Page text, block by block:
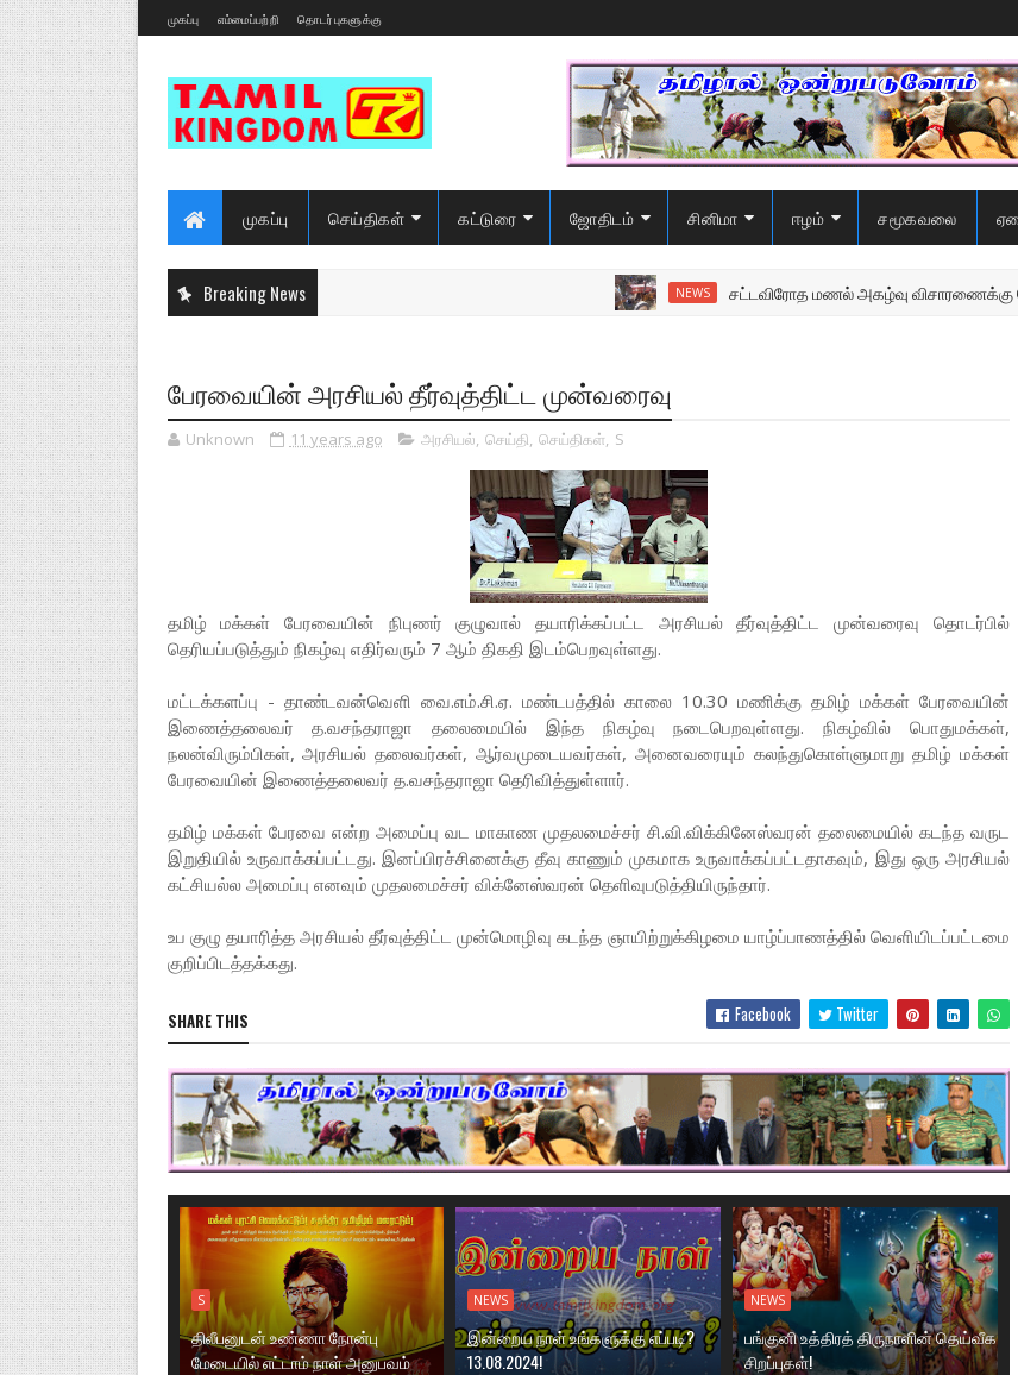
முகப்பு எம்மைப்பற்றி தொடர்புகளுக்கு
முகப்பு செய்திகள் கட்டுரை ஜோதிடம் சினிமா ஈழம் சமூகவலை
Breaking News NEWS சட்டவிரோத மணல் அகழ்வு விசாரணைக்கு சென்ற
பேரவையின் அரசியல் தீர்வுத்திட்ட முன்வரைவு
Unknown 11 years ago அரசியல், செய்தி, செய்திகள், S
தமிழ் மக்கள் பேரவையின் நிபுணர் குழுவால் தயாரிக்கப்பட்ட அரசியல் தீர்வுத்திட்ட முன்வரைவு தொடர்பில்
தெரியப்படுத்தும் நிகழ்வு எதிர்வரும் 7 ஆம் திகதி இடம்பெறவுள்ளது.
மட்டக்களப்பு - தாண்டவன்வெளி வை.எம்.சி.ஏ. மண்டபத்தில் காலை 10.30 மணிக்கு தமிழ் மக்கள் பேரவையின்
இணைத்தலைவர் த.வசந்தராஜா தலைமையில் இந்த நிகழ்வு நடைபெறவுள்ளது. நிகழ்வில் பொதுமக்கள்,
நலன்விரும்பிகள், அரசியல் தலைவர்கள், ஆர்வமுடையவர்கள், அனைவரையும் கலந்துகொள்ளுமாறு தமிழ் மக்கள்
பேரவையின் இணைத்தலைவர் த.வசந்தராஜா தெரிவித்துள்ளார்.
தமிழ் மக்கள் பேரவை என்ற அமைப்பு வட மாகாண முதலமைச்சர் சி.வி.விக்கினேஸ்வரன் தலைமையில் கடந்த வருட
இறுதியில் உருவாக்கப்பட்டது. இனப்பிரச்சினைக்கு தீவு காணும் முகமாக உருவாக்கப்பட்டதாகவும், இது ஒரு அரசியல்
கட்சியல்ல அமைப்பு எனவும் முதலமைச்சர் விக்னேஸ்வரன் தெளிவுபடுத்தியிருந்தார்.
உப குழு தயாரித்த அரசியல் தீர்வுத்திட்ட முன்மொழிவு கடந்த ஞாயிற்றுக்கிழமை யாழ்ப்பாணத்தில் வெளியிடப்பட்டமை
குறிப்பிடத்தக்கது.
SHARE THIS Facebook Twitter
S
திலீபனுடன் உண்ணா நோன்பு
மேடையில் எட்டாம் நாள் அனுபவம்
NEWS
இன்றைய நாள் உங்களுக்கு எப்படி?
13.08.2024!
NEWS
பங்குனி உத்திரத் திருநாளின் தெய்வீக
சிறப்புகள்!